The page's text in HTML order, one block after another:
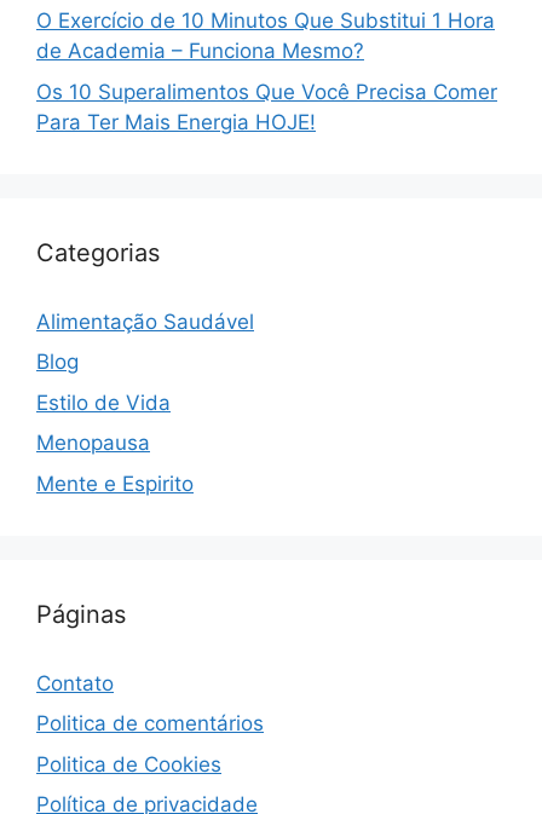
O Exercício de 10 Minutos Que Substitui 1 Hora
de Academia – Funciona Mesmo?
Os 10 Superalimentos Que Você Precisa Comer
Para Ter Mais Energia HOJE!
Categorias
Alimentação Saudável
Blog
Estilo de Vida
Menopausa
Mente e Espirito
Páginas
Contato
Politica de comentários
Politica de Cookies
Política de privacidade